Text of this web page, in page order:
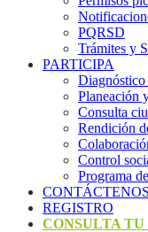
PQRSD
Trámites y
PARTICIPA
Planeación
Consulta
Rendición
Control
Programa
CONTÁCTENOS
REGISTRO
CONSULTA